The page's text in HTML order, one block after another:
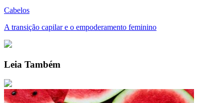
Cabelos
A transição capilar e o empoderamento feminino
Leia Também